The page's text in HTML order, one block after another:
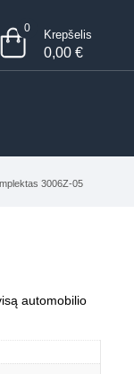
0 Krepšelis
0,00 €
3006Z-05
automobilio